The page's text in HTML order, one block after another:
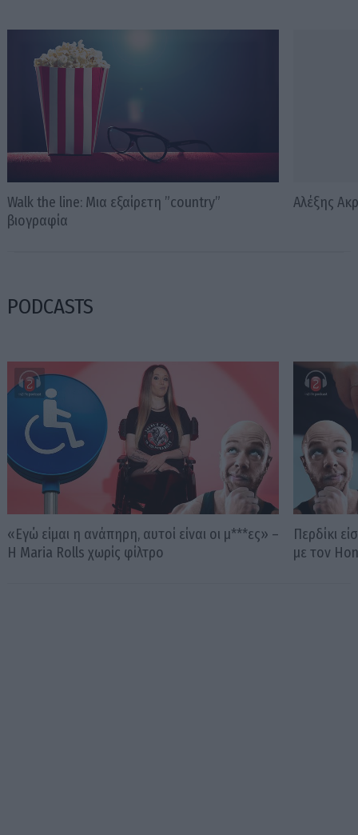
Walk the line: Μια εξαίρετη ”country”
βιογραφία
Αλέξης
PODCASTS
«Εγώ είμαι η ανάπηρη, αυτοί είναι οι μ***ες» –
Η Maria Rolls χωρίς φίλτρο
Περδίκι
με τον